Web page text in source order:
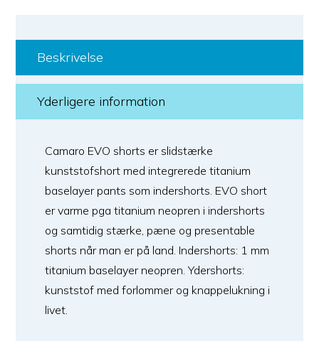
Beskrivelse
Yderligere information
Camaro EVO shorts er slidstærke
kunststofshort med integrerede titanium
baselayer pants som indershorts. EVO short
er varme pga titanium neopren i indershorts
og samtidig stærke, pæne og presentable
shorts når man er på land. Indershorts: 1 mm
titanium baselayer neopren. Ydershorts:
kunststof med forlommer og knappelukning i
livet.